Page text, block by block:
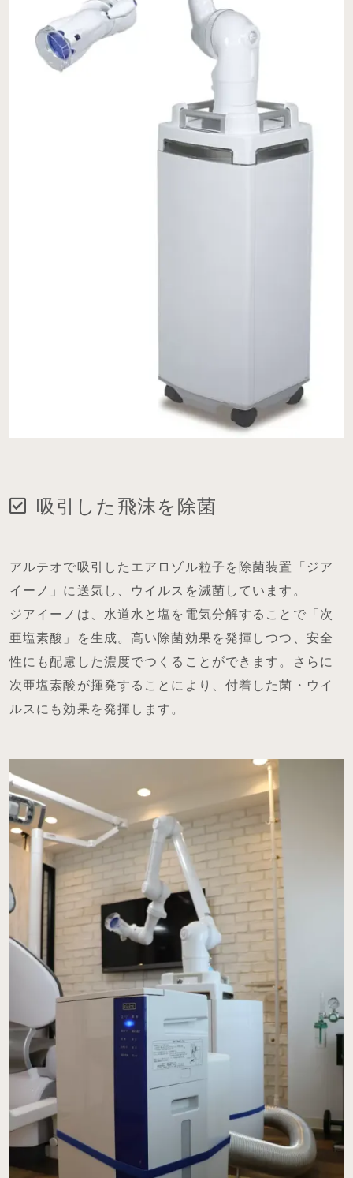
吸引した飛沫を除菌
アルテオで吸引したエアロゾル粒子を除菌装置「ジア
イーノ」に送気し、ウイルスを滅菌しています。
ジアイーノは、水道水と塩を電気分解することで「次
亜塩素酸」を生成。高い除菌効果を発揮しつつ、安全
性にも配慮した濃度でつくることができます。さらに
次亜塩素酸が揮発することにより、付着した菌・ウイ
ルスにも効果を発揮します。